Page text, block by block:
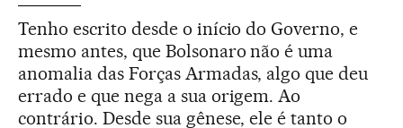
Tenho escrito desde o início do Governo, e
mesmo antes, que Bolsonaro não é uma
anomalia das Forças Armadas, algo que deu
errado e que nega a sua origem. Ao
contrário. Desde sua gênese, ele é tanto o